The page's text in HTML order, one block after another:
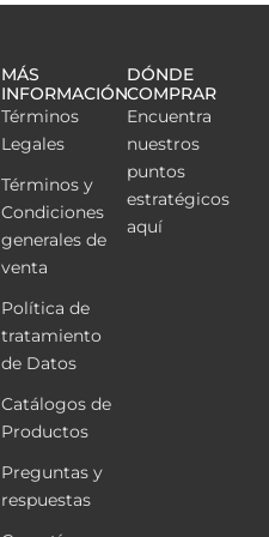
MÁS
INFORMACIÓN
Términos
Legales
Términos y
Condiciones
generales de
venta
Política de
tratamiento
de Datos
Catálogos de
Productos
Preguntas y
respuestas
DÓNDE
COMPRAR
Encuentra
nuestros
puntos
estratégicos
aquí